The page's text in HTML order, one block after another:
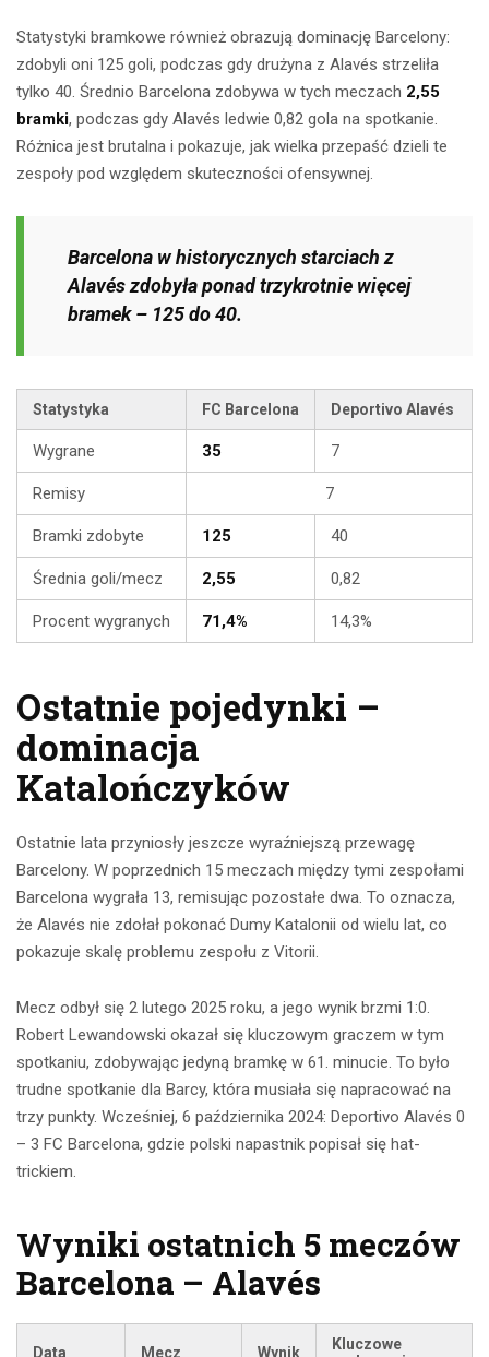
Statystyki bramkowe również obrazują dominację Barcelony:
zdobyli oni 125 goli, podczas gdy drużyna z Alavés strzeliła
tylko 40. Średnio Barcelona zdobywa w tych meczach 2,55
bramki, podczas gdy Alavés ledwie 0,82 gola na spotkanie.
Różnica jest brutalna i pokazuje, jak wielka przepaść dzieli te
zespoły pod względem skuteczności ofensywnej.
Barcelona w historycznych starciach z
Alavés zdobyła ponad trzykrotnie więcej
bramek – 125 do 40.
Statystyka FC Barcelona Deportivo Alavés
Wygrane 35 7
Remisy 7
Bramki zdobyte 125 40
Średnia goli/mecz 2,55 0,82
Procent wygranych 71,4% 14,3%
Ostatnie pojedynki –
dominacja
Katalończyków
Ostatnie lata przyniosły jeszcze wyraźniejszą przewagę
Barcelony. W poprzednich 15 meczach między tymi zespołami
Barcelona wygrała 13, remisując pozostałe dwa. To oznacza,
że Alavés nie zdołał pokonać Dumy Katalonii od wielu lat, co
pokazuje skalę problemu zespołu z Vitorii.
Mecz odbył się 2 lutego 2025 roku, a jego wynik brzmi 1:0.
Robert Lewandowski okazał się kluczowym graczem w tym
spotkaniu, zdobywając jedyną bramkę w 61. minucie. To było
trudne spotkanie dla Barcy, która musiała się napracować na
trzy punkty. Wcześniej, 6 października 2024: Deportivo Alavés 0
– 3 FC Barcelona, gdzie polski napastnik popisał się hat-
trickiem.
Wyniki ostatnich 5 meczów
Barcelona – Alavés
Data Mecz Wynik
Kluczowe